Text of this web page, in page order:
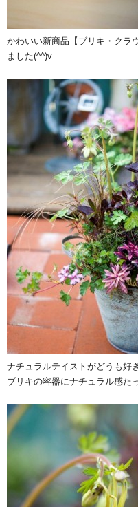
かわいい新商品【ブリキ・クラ
ました(^^)v
ナチュラルテイストがどうも好
ブリキの容器にナチュラル感た